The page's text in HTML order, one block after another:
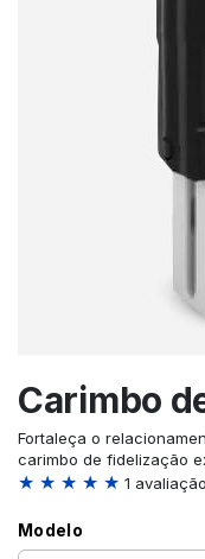
Carimbo
Fortaleça o
carimbo de fidelização
★ ★ ★ ★ ★ 1 avaliação
Modelo